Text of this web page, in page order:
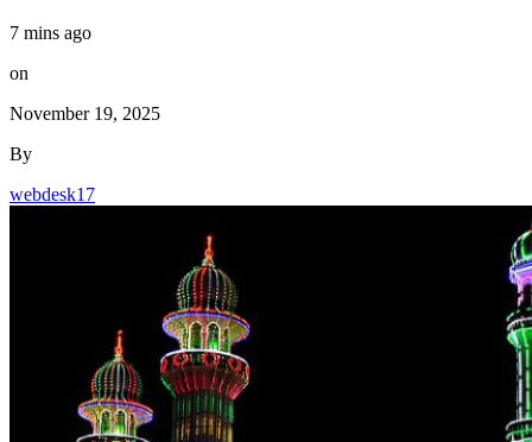
7 mins ago
on
November 19, 2025
By
webdesk17